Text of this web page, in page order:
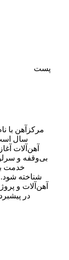
پست
سال
آهن‌آلات
بی‌وقفه و
خدمت
شناخته
آهن‌آلات و
در